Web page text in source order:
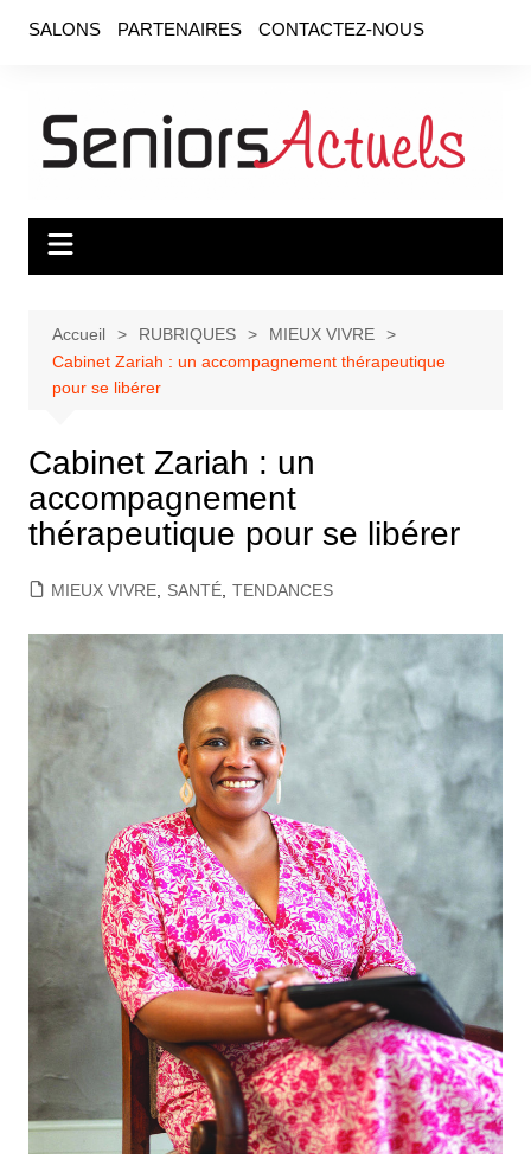
SALONS PARTENAIRES CONTACTEZ-NOUS
Accueil RUBRIQUES
MIEUX VIVRE
Cabinet Zariah : un accompagnement thérapeutique
pour se libérer
Cabinet Zariah : un
accompagnement
thérapeutique pour se libérer
MIEUX VIVRE, SANTÉ, TENDANCES